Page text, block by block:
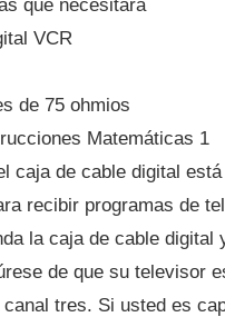
que necesitará
VCR
de 75 ohmios
Matemáticas 1
caja de cable digital
recibir programas de
la caja de cable digital
de que su televisor
tres. Si usted es